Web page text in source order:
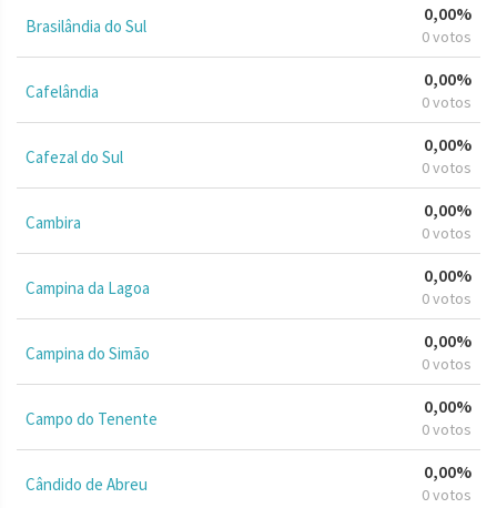
Brasilândia do Sul
0,00%
0 votos
Cafelândia
0,00%
0 votos
Cafezal do Sul
0,00%
0 votos
Cambira
0,00%
0 votos
Campina da Lagoa
0,00%
0 votos
Campina do Simão
0,00%
0 votos
Campo do Tenente
0,00%
0 votos
Cândido de Abreu
0,00%
0 votos